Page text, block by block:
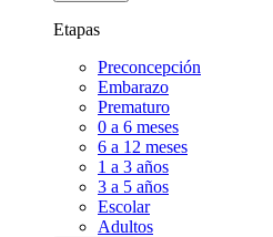
Etapas
Preconcepción
Embarazo
Prematuro
0 a 6 meses
6 a 12 meses
1 a 3 años
3 a 5 años
Escolar
Adultos